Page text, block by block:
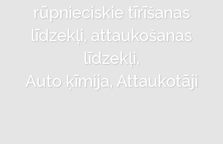
rūpnieciskie tīrīšanas
līdzekļi, attaukošanas
līdzekļi,
Auto ķīmija, Attaukotāji